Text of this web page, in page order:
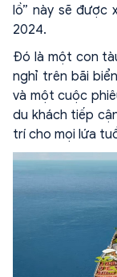
lồ” này sẽ được
2024.
Đó là một con
nghỉ trên bãi
và một cuộc
du khách tiếp
trí cho mọi lứa